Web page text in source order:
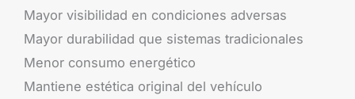
Mayor visibilidad en condiciones adversas
Mayor durabilidad que sistemas tradicionales
Menor consumo energético
Mantiene estética original del vehículo